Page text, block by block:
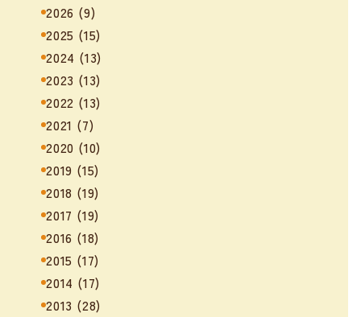
2026 (9)
2025 (15)
2024 (13)
2023 (13)
2022 (13)
2021 (7)
2020 (10)
2019 (15)
2018 (19)
2017 (19)
2016 (18)
2015 (17)
2014 (17)
2013 (28)